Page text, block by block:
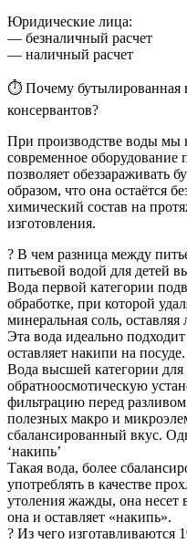
Юридические лица:
— безналичный расчет
— наличный расчет
⏱ Почему бутылированная
консервантов?
При производстве воды мы
современное оборудование
позволяет обеззараживать
образом, что она остаётся
химический состав на
изготовления.
? В чем разница между
питьевой водой для детей
Вода первой категории
обработке, при которой
минеральная соль,
Эта вода идеально
оставляет накипи на
Вода высшей категории для
обратноосмотическую
фильтрацию перед
полезных макро и
сбалансированный вкус.
‘накипь’
Такая вода, более
употреблять в качестве
утоления жажды, она несет
она и оставляет «накипь».
? Из чего изготавливаются